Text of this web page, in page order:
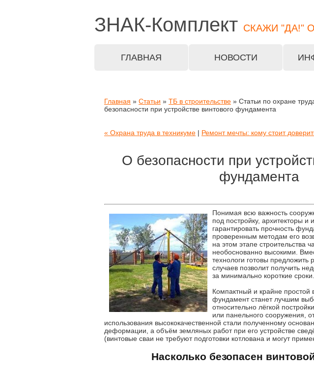
ЗНАК-Комплект СКАЖИ "ДА!"
ГЛАВНАЯ НОВОСТИ
Главная » Статьи » ТБ в строительстве » Статьи по охране
безопасности при устройстве винтового фундамента
« Охрана труда в техникуме | Ремонт мечты: кому стоит
О безопасности при
фундамента
Понимая всю важность
под постройку, архитекторы и
гарантировать прочность
проверенным методам его
на этом этапе строительства
необоснованно высокими.
технологи готовы предложить
случаев позволит получить
за минимально короткие сроки.
Компактный и крайне простой
фундамент станет лучшим
относительно лёгкой
или панельного сооружения,
использования высококачественной стали полученному
деформации, а объём земляных работ при его устройстве
(винтовые сваи не требуют подготовки котлована и могут
Насколько безопасен